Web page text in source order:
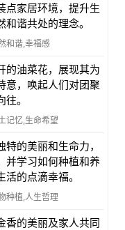
点家居环境，提升生
谐共处的理念。
和谐,幸福感
的油菜花，展现其为
意，唤起人们对团聚
。
记忆,生命希望
的美丽和生命力，
并学习如何种植和养
的点滴幸福。
种植,人生哲理
香的美丽及家人共同